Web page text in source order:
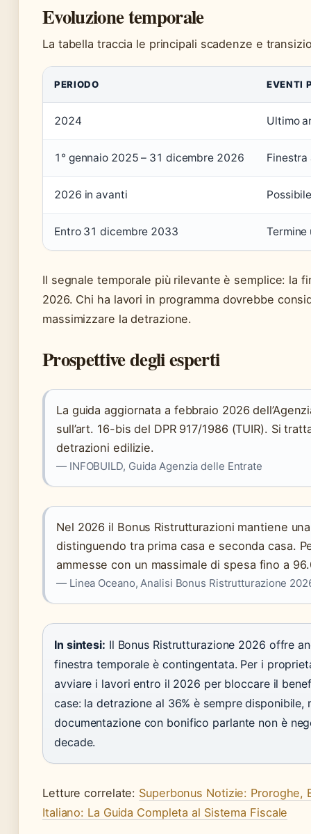
Evoluzione temporale
La tabella traccia le principali scadenze e
PERIODO EVENTI
2024 Ultimo
1° gennaio 2025 – 31 dicembre 2026
2026 in avanti
Entro 31 dicembre 2033
Il segnale temporale più rilevante è semplice: la
2026. Chi ha lavori in programma dovrebbe
massimizzare la detrazione.
Prospettive degli esperti
La guida aggiornata a febbraio 2026
sull’art. 16-bis del DPR 917/1986 (TUIR). Si
detrazioni edilizie.
— INFOBUILD, Guida Agenzia delle Entrate
Nel 2026 il Bonus Ristrutturazioni mantiene
distinguendo tra prima casa e seconda casa.
ammesse con un massimale di spesa fino a
— Linea Oceano, Analisi Bonus Ristrutturazione
In sintesi: Il Bonus Ristrutturazione 2026 offre
finestra temporale è contingentata. Per i
avviare i lavori entro il 2026 per bloccare il
case: la detrazione al 36% è sempre disponibile,
documentazione con bonifico parlante non è
decade.
Letture correlate: Superbonus Notizie: Proroghe,
Italiano: La Guida Completa al Sistema Fiscale